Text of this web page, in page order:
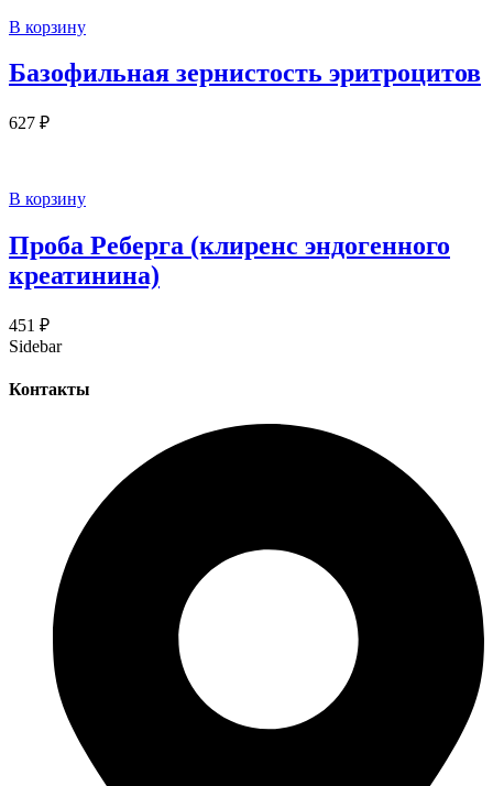
В корзину
Базофильная зернистость эритроцитов
627 ₽
В корзину
Проба Реберга (клиренс эндогенного
креатинина)
451 ₽
Sidebar
Контакты